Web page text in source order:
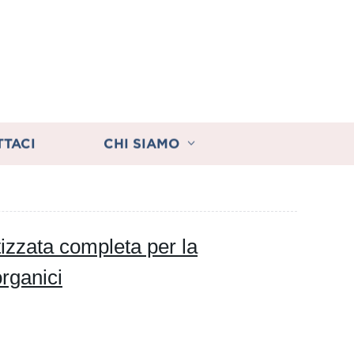
CHI SIAMO
completa per la